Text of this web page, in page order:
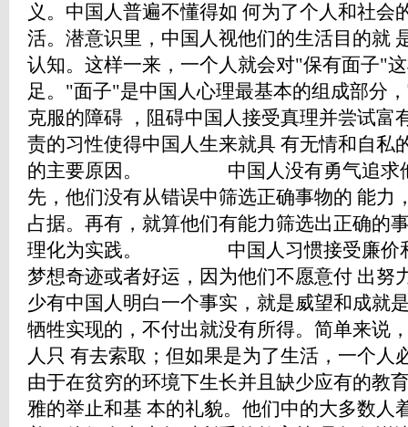
义。中国人普遍不懂得如 何为了个人和社会
活。潜意识里，中国人视他们的生活目的就
认知。这样一来，一个人就会对"保有面子"
足。"面子"是中国人心理最基本的组成部分
克服的障碍 ，阻碍中国人接受真理并尝试富
责的习性使得中国人生来就具 有无情和自私
的主要原因。 中国人没有勇气追求他
先，他们没有从错误中筛选正确事物的 能力
占据。再有，就算他们有能力筛选出正确的
理化为实践。 中国人习惯接受廉价和
梦想奇迹或者好运，因为他们不愿意付 出努
少有中国人明白一个事实，就是威望和成就
牺牲实现的，不付出就没有所得。简单来说
人只 有去索取；但如果是为了生活，
由于在贫穷的环境下生长并且缺少应有的教
雅的举止和基 本的礼貌。他们中的大多数人